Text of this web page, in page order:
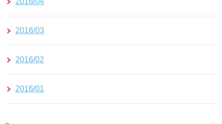
2016/03
2016/02
2016/01